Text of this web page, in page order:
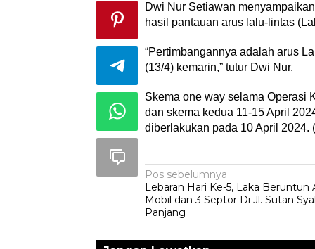
Dwi Nur Setiawan
hasil pantauan arus lalu-lintas
“Pertimbangannya adalah arus
(13/4) kemarin,” tutur Dwi Nur.
Skema one way selama Operasi
dan skema kedua 11-15 April
diberlakukan pada 10 April 2024.
Navigasi
pos
Pos sebelumnya
Lebaran Hari Ke-5, Laka Beruntun
Mobil dan 3 Septor Di Jl. Sutan
Panjang